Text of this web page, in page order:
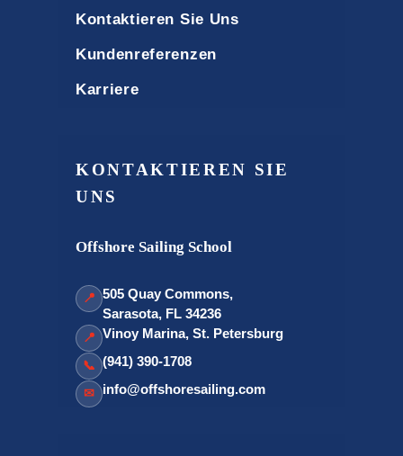
Kontaktieren Sie Uns
Kundenreferenzen
Karriere
KONTAKTIEREN SIE
UNS
Offshore Sailing School
📍 505 Quay Commons,
Sarasota, FL 34236
📍 Vinoy Marina, St. Petersburg
📞 (941) 390-1708
✉ info@offshoresailing.com